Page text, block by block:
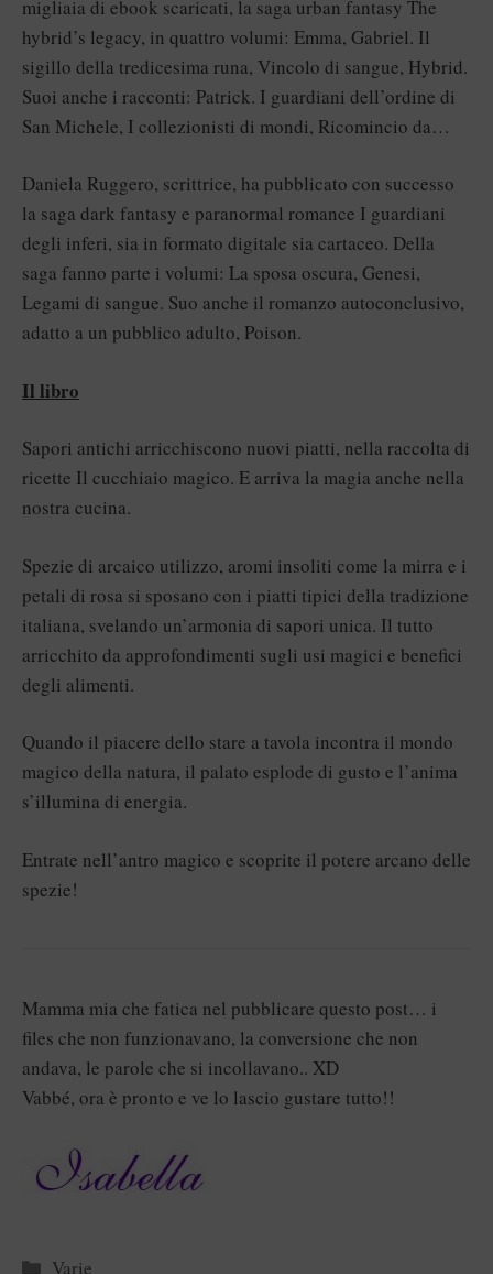
migliaia di ebook scaricati, la saga urban fantasy The
hybrid’s legacy, in quattro volumi: Emma, Gabriel. Il
sigillo della tredicesima runa, Vincolo di sangue, Hybrid.
Suoi anche i racconti: Patrick. I guardiani dell’ordine di
San Michele, I collezionisti di mondi, Ricomincio da…
Daniela Ruggero, scrittrice, ha pubblicato con successo
la saga dark fantasy e paranormal romance I guardiani
degli inferi, sia in formato digitale sia cartaceo. Della
saga fanno parte i volumi: La sposa oscura, Genesi,
Legami di sangue. Suo anche il romanzo autoconclusivo,
adatto a un pubblico adulto, Poison.
Il libro
Sapori antichi arricchiscono nuovi piatti, nella raccolta di
ricette Il cucchiaio magico. E arriva la magia anche nella
nostra cucina.
Spezie di arcaico utilizzo, aromi insoliti come la mirra e i
petali di rosa si sposano con i piatti tipici della tradizione
italiana, svelando un’armonia di sapori unica. Il tutto
arricchito da approfondimenti sugli usi magici e benefici
degli alimenti.
Quando il piacere dello stare a tavola incontra il mondo
magico della natura, il palato esplode di gusto e l’anima
s’illumina di energia.
Entrate nell’antro magico e scoprite il potere arcano delle
spezie!
Mamma mia che fatica nel pubblicare questo post… i
files che non funzionavano, la conversione che non
andava, le parole che si incollavano.. XD
Vabbé, ora è pronto e ve lo lascio gustare tutto!!
Categorie
Varie